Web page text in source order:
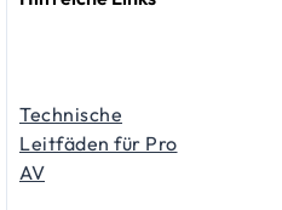
Technische
Leitfäden für Pro
AV